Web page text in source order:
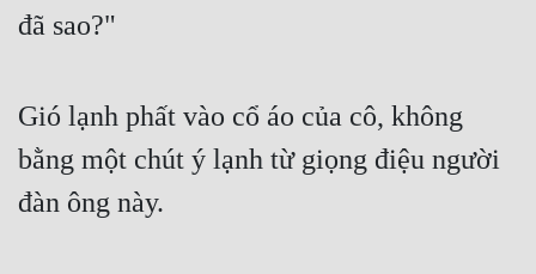
đã sao?"
Gió lạnh phất vào cổ áo của cô, không
bằng một chút ý lạnh từ giọng điệu người
đàn ông này.